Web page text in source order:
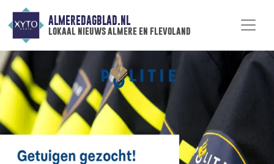
ALMEREDAGBLAD.NL
lokaal nieuws almere en flevoland